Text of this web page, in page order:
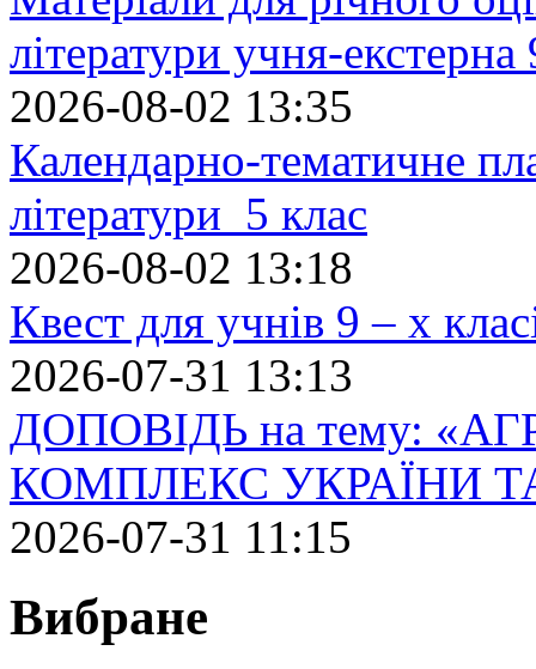
літератури учня-екстерна
2026-08-02 13:35
Календарно-тематичне
літератури 5 клас
2026-08-02 13:18
Квест для учнів 9 – х
2026-07-31 13:13
ДОПОВІДЬ на тему:
КОМПЛЕКС УКРАЇНИ
2026-07-31 11:15
Вибране